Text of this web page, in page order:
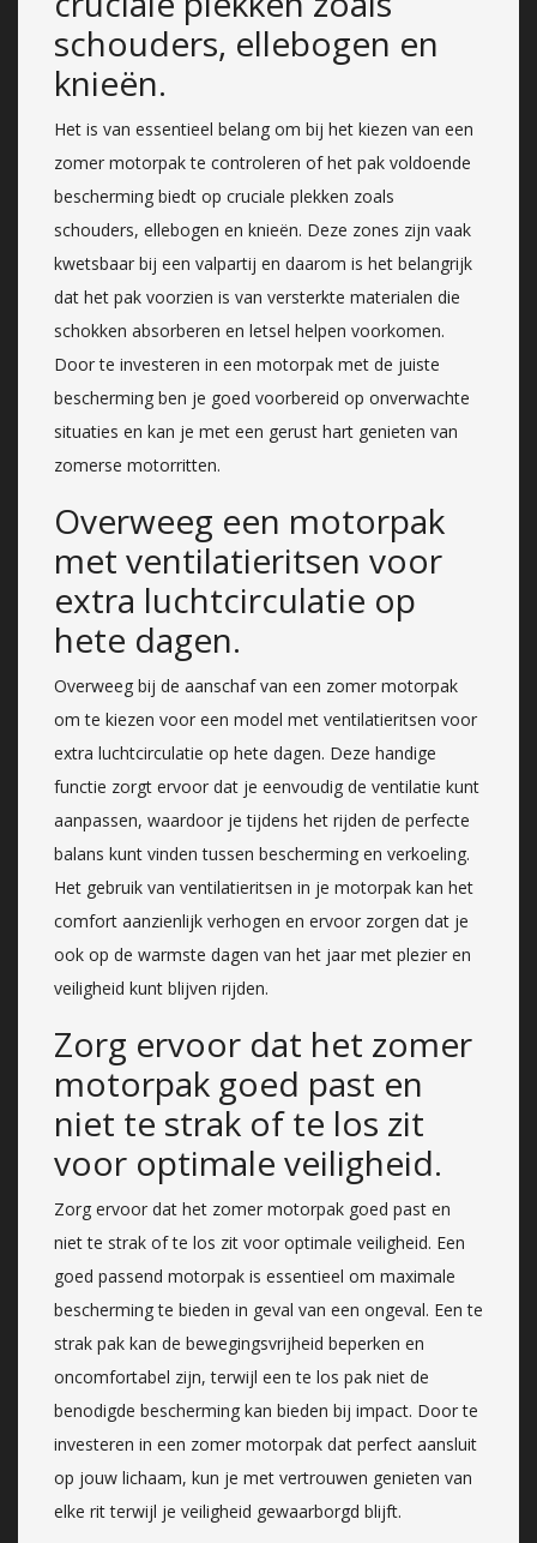
schouders, ellebogen en
knieën.
Het is van essentieel belang om bij het kiezen van een
zomer motorpak te controleren of het pak voldoende
bescherming biedt op cruciale plekken zoals
schouders, ellebogen en knieën. Deze zones zijn vaak
kwetsbaar bij een valpartij en daarom is het belangrijk
dat het pak voorzien is van versterkte materialen die
schokken absorberen en letsel helpen voorkomen.
Door te investeren in een motorpak met de juiste
bescherming ben je goed voorbereid op onverwachte
situaties en kan je met een gerust hart genieten van
zomerse motorritten.
Overweeg een motorpak
met ventilatieritsen voor
extra luchtcirculatie op
hete dagen.
Overweeg bij de aanschaf van een zomer motorpak
om te kiezen voor een model met ventilatieritsen voor
extra luchtcirculatie op hete dagen. Deze handige
functie zorgt ervoor dat je eenvoudig de ventilatie kunt
aanpassen, waardoor je tijdens het rijden de perfecte
balans kunt vinden tussen bescherming en verkoeling.
Het gebruik van ventilatieritsen in je motorpak kan het
comfort aanzienlijk verhogen en ervoor zorgen dat je
ook op de warmste dagen van het jaar met plezier en
veiligheid kunt blijven rijden.
Zorg ervoor dat het zomer
motorpak goed past en
niet te strak of te los zit
voor optimale veiligheid.
Zorg ervoor dat het zomer motorpak goed past en
niet te strak of te los zit voor optimale veiligheid. Een
goed passend motorpak is essentieel om maximale
bescherming te bieden in geval van een ongeval. Een te
strak pak kan de bewegingsvrijheid beperken en
oncomfortabel zijn, terwijl een te los pak niet de
benodigde bescherming kan bieden bij impact. Door te
investeren in een zomer motorpak dat perfect aansluit
op jouw lichaam, kun je met vertrouwen genieten van
elke rit terwijl je veiligheid gewaarborgd blijft.